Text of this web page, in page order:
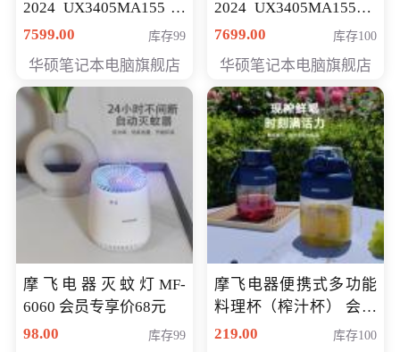
2024 UX3405MA155冰
川银 oled 智慧轻薄本 会
7599.00 库存99
华硕笔记本电脑旗舰店
2024 UX3405MA155夜
空蓝 oled 智慧轻薄本 会
7699.00 库存100
华硕笔记本电脑旗舰店
摩飞电器灭蚊灯MF-
6060 会员专享价68元
98.00
库存99
摩飞电器便携式多功能
料理杯（榨汁杯） 会员
专享价118元
219.00 库存100